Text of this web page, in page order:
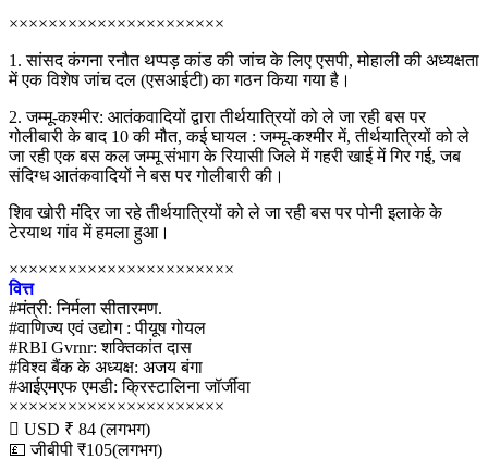
××××××××××××××××××××××
1. सांसद कंगना रनौत थप्पड़ कांड की जांच के लिए एसपी, मोहाली की अध्यक्षता
में एक विशेष जांच दल (एसआईटी) का गठन किया गया है।
2. जम्मू-कश्मीर: आतंकवादियों द्वारा तीर्थयात्रियों को ले जा रही बस पर
गोलीबारी के बाद 10 की मौत, कई घायल : जम्मू-कश्मीर में, तीर्थयात्रियों को ले
जा रही एक बस कल जम्मू संभाग के रियासी जिले में गहरी खाई में गिर गई, जब
संदिग्ध आतंकवादियों ने बस पर गोलीबारी की।
शिव खोरी मंदिर जा रहे तीर्थयात्रियों को ले जा रही बस पर पोनी इलाके के
टेरयाथ गांव में हमला हुआ।
×××××××××××××××××××××××
वित्त
#मंत्री: निर्मला सीतारमण.
#वाणिज्य एवं उद्योग : पीयूष गोयल
#RBI Gvrnr: शक्तिकांत दास
#विश्व बैंक के अध्यक्ष: अजय बंगा
#आईएमएफ एमडी: क्रिस्टालिना जॉर्जीवा
××××××××××××××××××××××
 USD ₹ 84 (लगभग)
💷 जीबीपी ₹105(लगभग)